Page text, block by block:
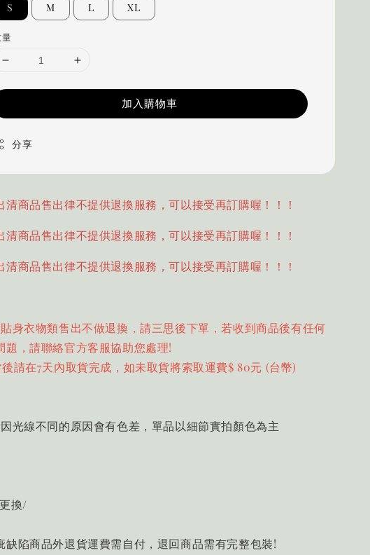
S M L XL
加入購物車
分享
清商品售出律不提供退換服務，可以接受再訂購喔！！！
清商品售出律不提供退換服務，可以接受再訂購喔！！！
清商品售出律不提供退換服務，可以接受再訂購喔！！！
身衣物類售出不做退換，請三思後下單，若收到商品後有任何
題，請聯絡官方客服協助您處理!
請在7天內取貨完成，如未取貨將索取運費$ 80元 (台幣)
光線不同的原因會有色差，單品以細節實拍顏色為主
換/
缺陷商品外退貨運費需自付，退回商品需有完整包裝!